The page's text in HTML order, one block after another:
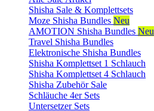
Shisha Sale & Komplettsets
Moze Shisha Bundles Neu
AMOTION Shisha Bundles Neu
Travel Shisha Bundles
Elektronische Shisha Bundles
Shisha Komplettset 1 Schlauch
Shisha Komplettset 4 Schlauch
Shisha Zubehör Sale
Schläuche 4er Sets
Untersetzer Sets